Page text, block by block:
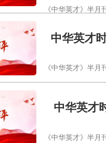
《中华英才》半月
中华英才
《中华英才》半月
中华英才
《中华英才》半月